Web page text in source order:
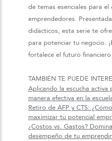
de temas esenciales para
emprendedores.
didácticos, esta serie te
para potenciar tu negocio.
fortalece el futuro
TAMBIÉN TE PUEDE
Aplicando la escucha activa
manera efectiva en la
Retiro de AFP y CTS:
maximizar tu potencial
¿Costos vs. Gastos?
desempeño de tu